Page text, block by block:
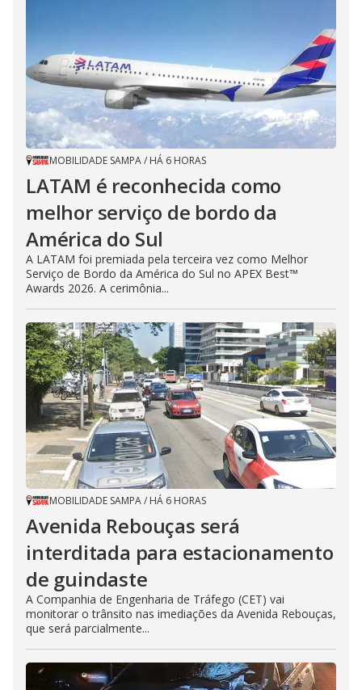
MOBILIDADE SAMPA/ HÁ 6 HORAS
LATAM é reconhecida como
melhor serviço de bordo da
América do Sul
A LATAM foi premiada pela terceira vez como Melhor
Serviço de Bordo da América do Sul no APEX Best™
Awards 2026. A cerimônia...
MOBILIDADE SAMPA/ HÁ 6 HORAS
Avenida Rebouças será
interditada para estacionamento
de guindaste
A Companhia de Engenharia de Tráfego (CET) vai
monitorar o trânsito nas imediações da Avenida Rebouças,
que será parcialmente...